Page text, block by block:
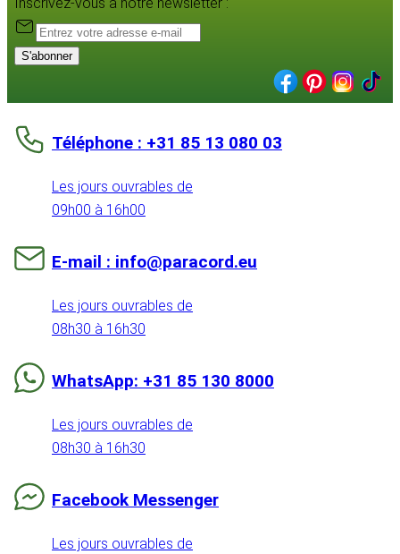
S'abonner
Téléphone : +31 85 13 080 03
Les jours ouvrables de
09h00 à 16h00
E-mail : info@paracord.eu
Les jours ouvrables de
08h30 à 16h30
WhatsApp: +31 85 130 8000
Les jours ouvrables de
08h30 à 16h30
Facebook Messenger
Les jours ouvrables de